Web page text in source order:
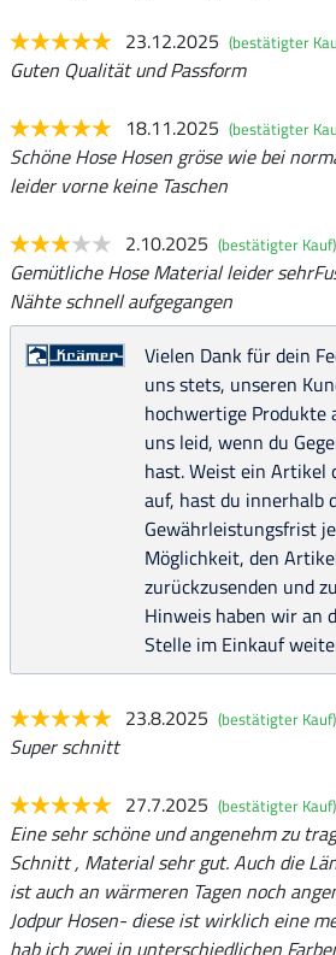
23.12.2025 (bestätigter
Guten Qualität und Passform
18.11.2025 (bestätigter
Schöne Hose Hosen gröse wie bei
leider vorne keine Taschen
2.10.2025 (bestätigter Kauf)
Gemütliche Hose Material leider
Nähte schnell aufgegangen
Vielen Dank für dein
uns stets, unseren
hochwertige Produkte
uns leid, wenn du
hast. Weist ein Artikel
auf, hast du innerhalb
Gewährleistungsfrist
Möglichkeit, den
zurückzusenden und
Hinweis haben wir an
Stelle im Einkauf
23.8.2025 (bestätigter Kauf)
Super schnitt
27.7.2025 (bestätigter Kauf)
Eine sehr schöne und angenehm zu
Schnitt , Material sehr gut. Auch die
ist auch an wärmeren Tagen noch
Jodpur Hosen- diese ist wirklich eine